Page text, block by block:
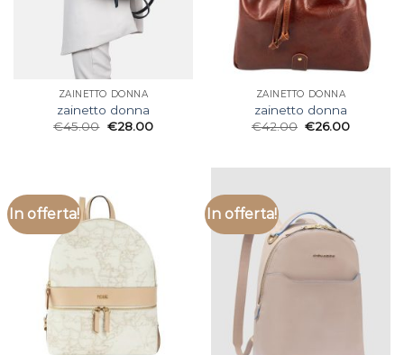
ZAINETTO DONNA
zainetto donna
€45.00 €28.00
ZAINETTO DONNA
zainetto donna
€42.00 €26.00
In offerta! In offerta!